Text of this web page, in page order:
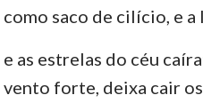
como saco de cilício, e
e as estrelas do céu
vento forte, deixa cair